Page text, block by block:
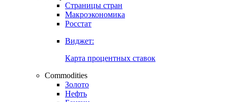
Возможность создания своего индекса
Макроэкономика
Страницы стран
Макроэкономика
Росстат
Виджет:
Карта процентных ставок